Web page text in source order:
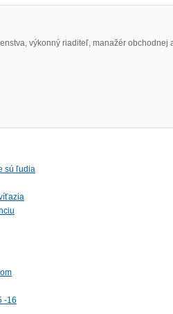
výkonný riaditeľ, manažér obchodnej
sú ľudia
-16